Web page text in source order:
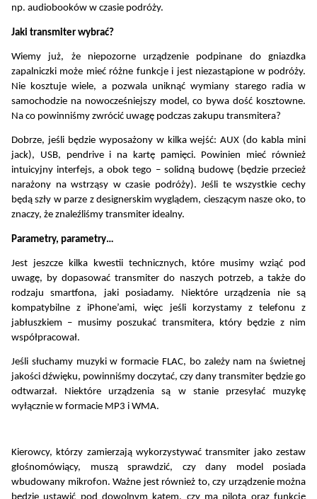
np. audiobooków w czasie podróży.
Jaki transmiter wybrać?
Wiemy już, że niepozorne urządzenie podpinane do gniazdka
zapalniczki może mieć różne funkcje i jest niezastąpione w podróży.
Nie kosztuje wiele, a pozwala uniknąć wymiany starego radia w
samochodzie na nowocześniejszy model, co bywa dość kosztowne.
Na co powinniśmy zwrócić uwagę podczas zakupu transmitera?
Dobrze, jeśli będzie wyposażony w kilka wejść: AUX (do kabla mini
jack), USB, pendrive i na kartę pamięci. Powinien mieć również
intuicyjny interfejs, a obok tego – solidną budowę (będzie przecież
narażony na wstrząsy w czasie podróży). Jeśli te wszystkie cechy
będą szły w parze z designerskim wyglądem, cieszącym nasze oko, to
znaczy, że znaleźliśmy transmiter idealny.
Parametry, parametry…
Jest jeszcze kilka kwestii technicznych, które musimy wziąć pod
uwagę, by dopasować transmiter do naszych potrzeb, a także do
rodzaju smartfona, jaki posiadamy. Niektóre urządzenia nie są
kompatybilne z iPhone’ami, więc jeśli korzystamy z telefonu z
jabłuszkiem – musimy poszukać transmitera, który będzie z nim
współpracował.
Jeśli słuchamy muzyki w formacie FLAC, bo zależy nam na świetnej
jakości dźwięku, powinniśmy doczytać, czy dany transmiter będzie go
odtwarzał. Niektóre urządzenia są w stanie przesyłać muzykę
wyłącznie w formacie MP3 i WMA.
Kierowcy, którzy zamierzają wykorzystywać transmiter jako zestaw
głośnomówiący, muszą sprawdzić, czy dany model posiada
wbudowany mikrofon. Ważne jest również to, czy urządzenie można